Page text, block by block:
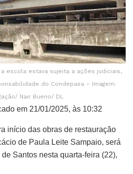
escola estava sujeita a ações judiciais,
do Condepasa – Imagem:
Nair Bueno/ DL
em 21/01/2025, às 10:32
início das obras de restauração
de Paula Leite Sampaio, será
Santos nesta quarta-feira (22),